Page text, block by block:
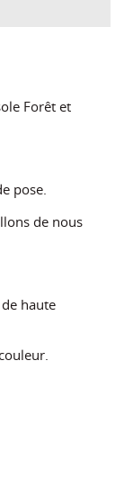
Forêt et
pose.
de nous
haute